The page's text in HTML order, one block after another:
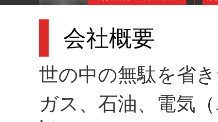
会社概要
世の中の無駄を省
ガス、石油、電気